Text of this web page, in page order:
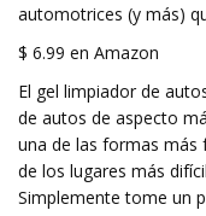
automotrices (y más)
$ 6.99 en Amazon
El gel limpiador de
de autos de aspecto
una de las formas más
de los lugares más
Simplemente tome un